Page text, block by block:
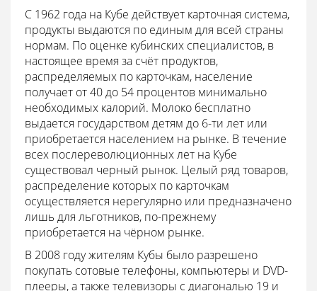
C 1962 года на Кубе действует карточная система,
продукты выдаются по единым для всей страны
нормам. По оценке кубинских специалистов, в
настоящее время за счёт продуктов,
распределяемых по карточкам, население
получает от 40 до 54 процентов минимально
необходимых калорий. Молоко бесплатно
выдается государством детям до 6-ти лет или
приобретается населением на рынке. В течение
всех послереволюционных лет на Кубе
существовал черный рынок. Целый ряд товаров,
распределение которых по карточкам
осуществляется нерегулярно или предназначено
лишь для льготников, по-прежнему
приобретается на чёрном рынке.
В 2008 году жителям Кубы было разрешено
покупать сотовые телефоны, компьютеры и DVD-
плееры, а также телевизоры с диагональю 19 и